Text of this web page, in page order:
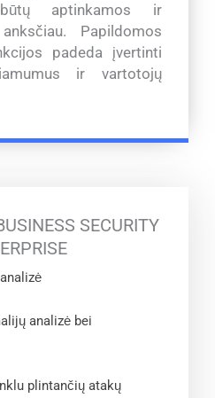
aptinkamos ir
Papildomos
padeda įvertinti
ir vartotojų
SECURITY
analizė bei
plintančių atakų